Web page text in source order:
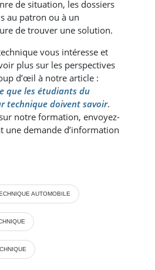
de situation, les dossiers
au patron ou à un
de trouver une solution.
vous intéresse et
plus sur les perspectives
d’œil à notre article :
que les étudiants du
technique doivent savoir.
notre formation, envoyez-
une demande d’information
AUTOMOBILE